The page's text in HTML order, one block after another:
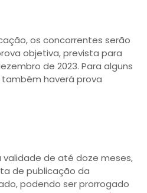
os concorrentes serão
objetiva, prevista para
de 2023. Para alguns
haverá prova
validade de até doze meses,
de publicação da
podendo ser prorrogado